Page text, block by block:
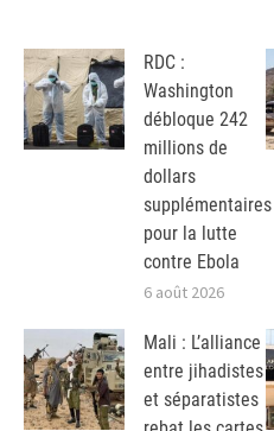
RDC :
Washington
débloque 242
millions de
dollars
supplémentaires
pour la lutte
contre Ebola
6 août 2026
Mali : L’alliance
entre jihadistes
et séparatistes